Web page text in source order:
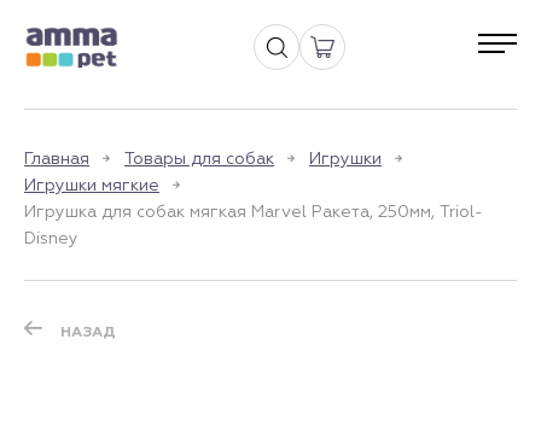
Главная Товары для собак
Игрушки
Игрушки мягкие
Игрушка для собак мягкая Marvel Ракета, 250мм, Triol-
Disney
НАЗАД